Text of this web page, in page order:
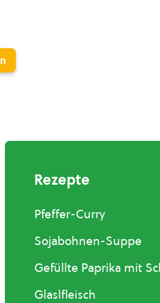
Rezepte
Pfeffer-Curry
Sojabohnen-Suppe
Gefüllte Paprika mit
Glaslfleisch